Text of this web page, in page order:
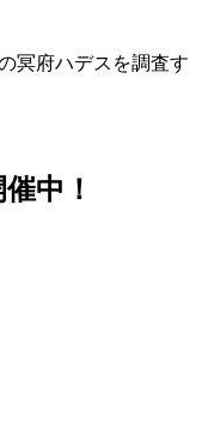
冥府ハデスを調査す
中！